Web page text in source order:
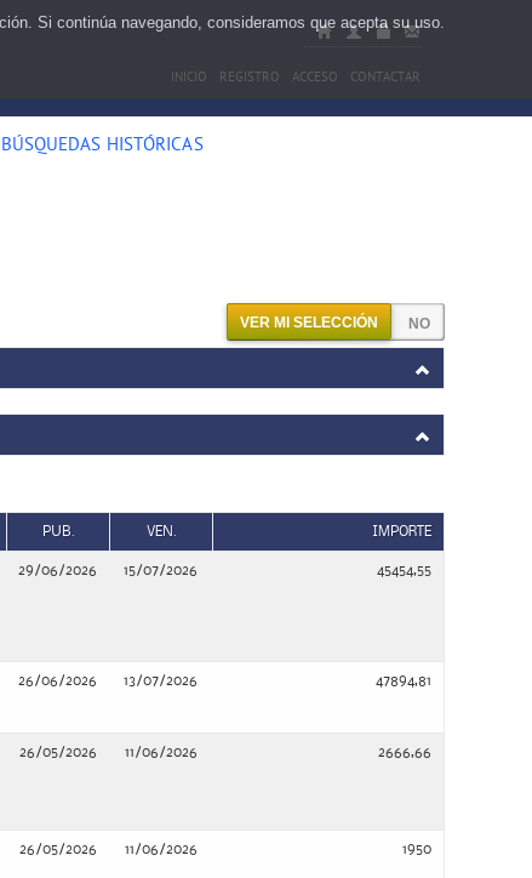
INICIO REGISTRO ACCESO CONTACTAR
BÚSQUEDAS HISTÓRICAS
VER MI SELECCIÓN
PUB. VEN. IMPORTE
29/06/2026 15/07/2026 45454,55
26/06/2026 13/07/2026 47894,81
26/05/2026 11/06/2026 2666,66
26/05/2026 11/06/2026 1950
Si continúa navegando, consideramos que acepta su uso.